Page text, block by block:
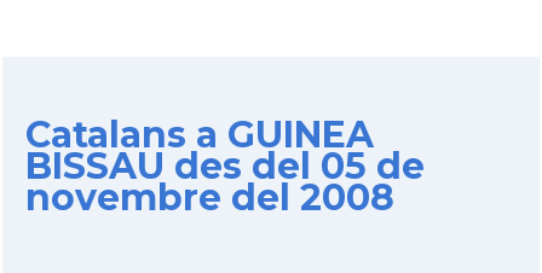
Catalans a GUINEA
BISSAU des del 05 de
novembre del 2008